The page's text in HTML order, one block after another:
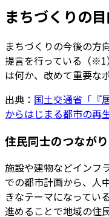
まちづくりの
まちづくりの今後の方
提言を行っている（※1
は何か、改めて重要な
出典： 国土交通省「『
からはじまる都市の再生
住民同士のつなが
施設や建物などインフ
での都市計画から、人
きなテーマになってい
進めることで地域の住